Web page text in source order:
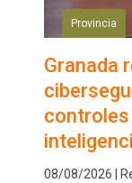
Provincia
Granada
controles
08/08/2026 |